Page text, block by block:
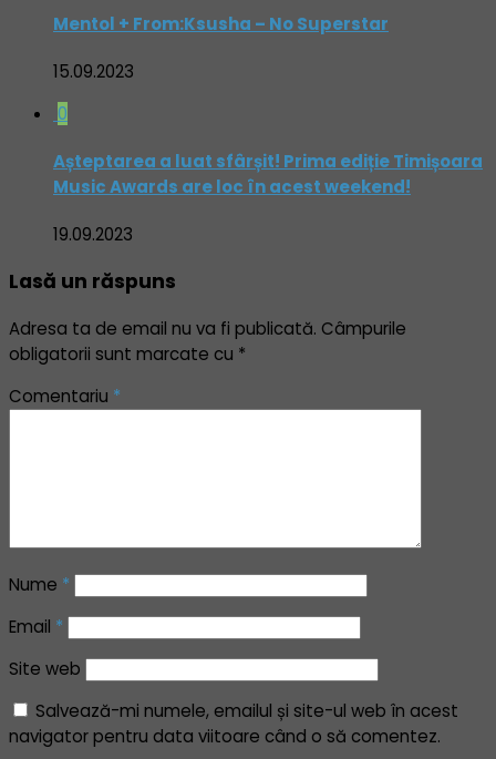
Mentol + From:Ksusha – No Superstar
15.09.2023
0
Așteptarea a luat sfârșit! Prima ediție Timișoara
Music Awards are loc în acest weekend!
19.09.2023
Lasă un răspuns
Adresa ta de email nu va fi publicată. Câmpurile
obligatorii sunt marcate cu *
Comentariu *
Nume *
Email *
Site web
Salvează-mi numele, emailul și site-ul web în acest
navigator pentru data viitoare când o să comentez.